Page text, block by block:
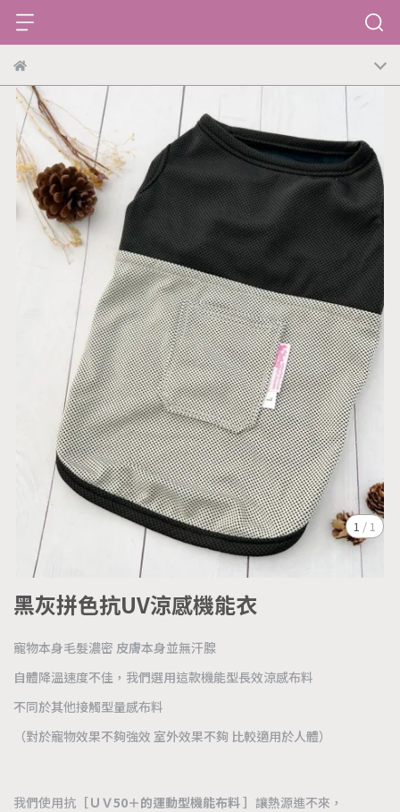
1 / 1
黑灰拼色抗UV涼感機能衣
寵物本身毛髮濃密 皮膚本身並無汗腺
自體降溫速度不佳，我們選用這款機能型長效涼感布料
不同於其他接觸型量感布料
（對於寵物效果不夠強效 室外效果不夠 比較適用於人體）
我們使用抗 ［ＵＶ50＋的運動型機能布料 ］ 讓熱源進不來，